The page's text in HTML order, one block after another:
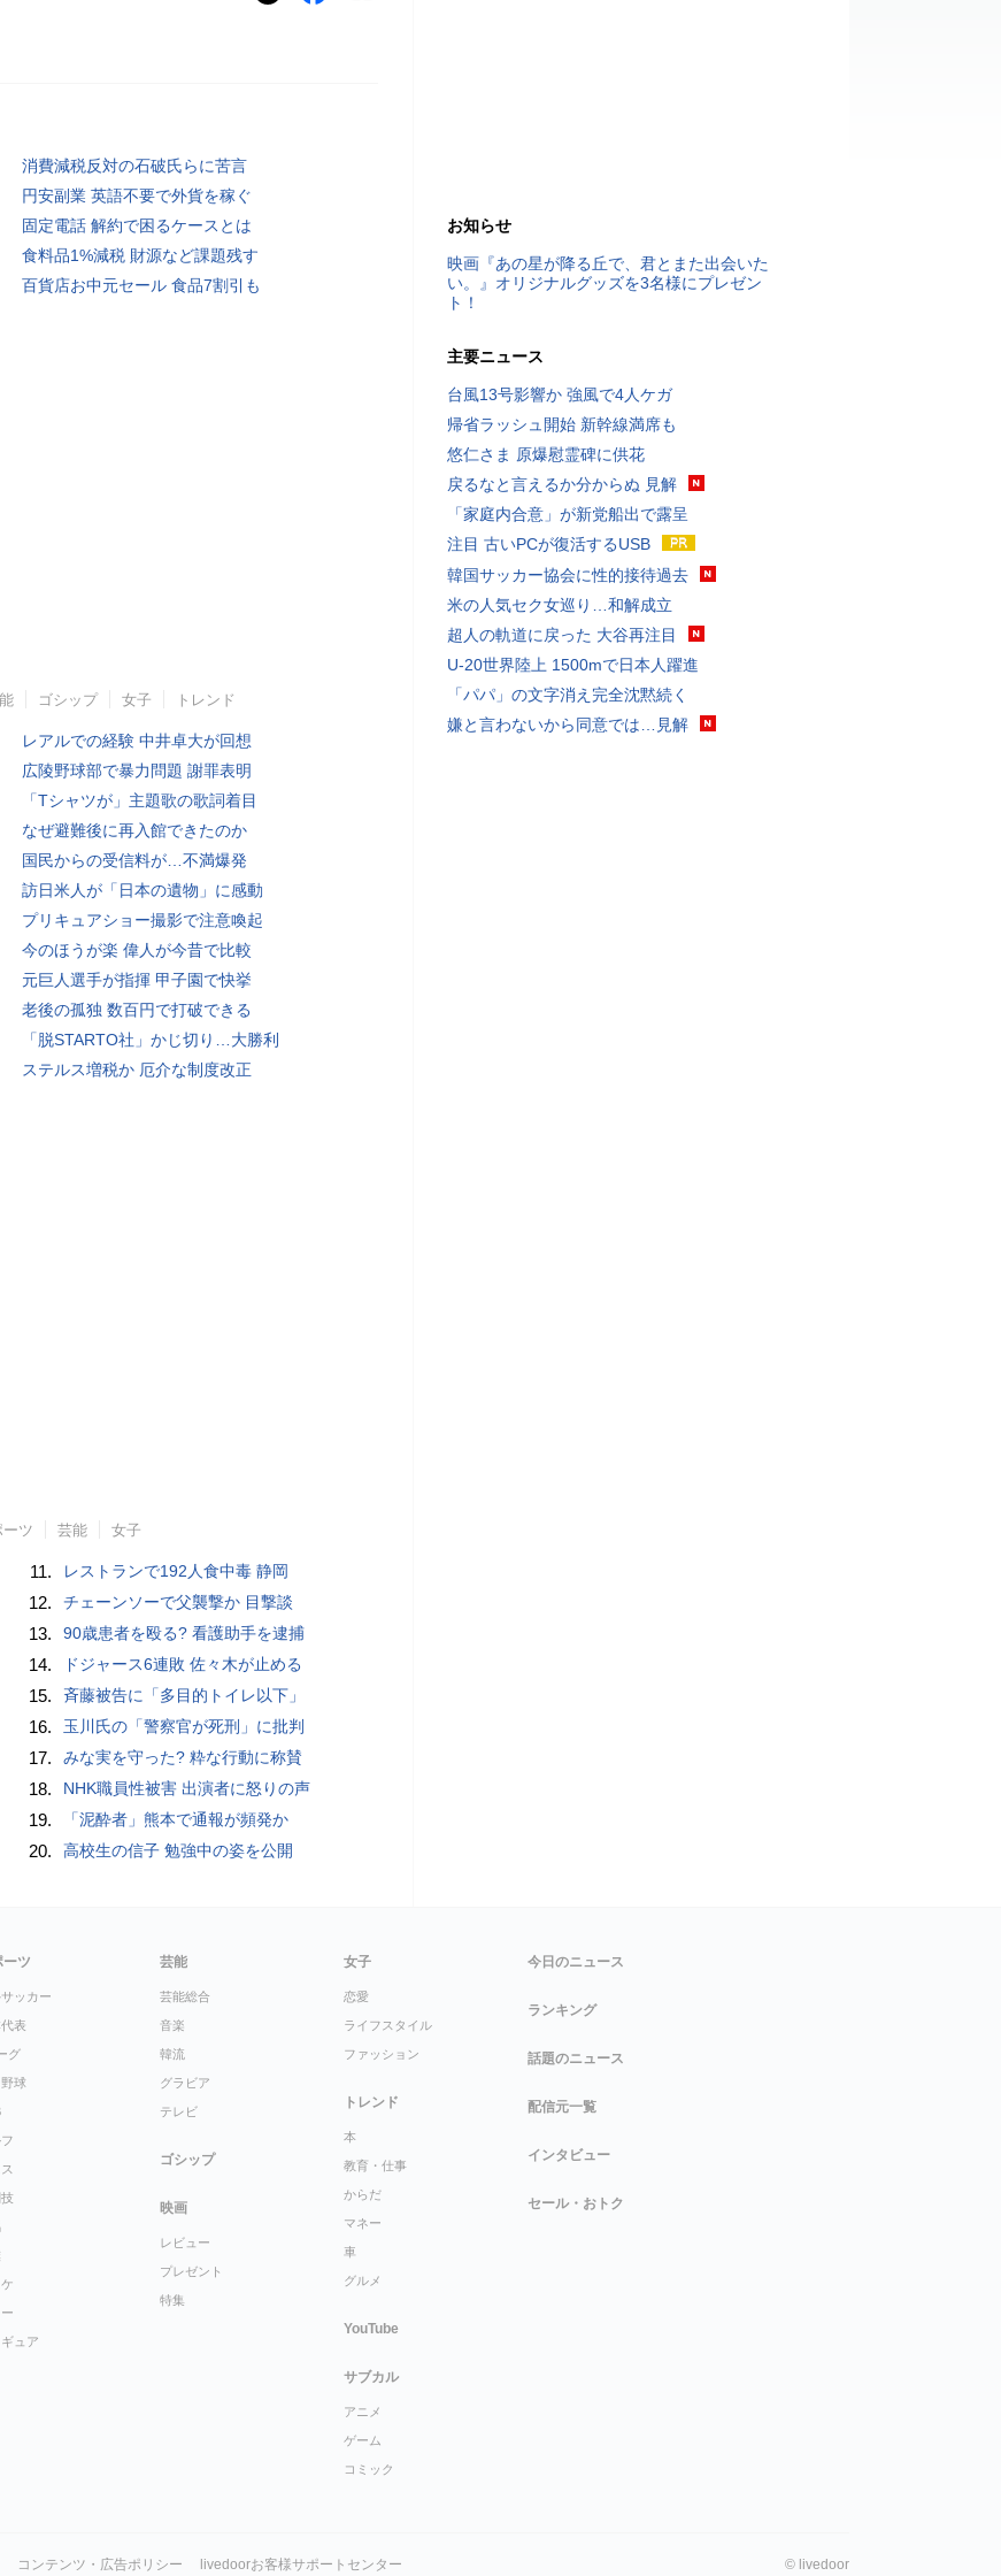
消費減税反対の石破氏らに苦言
円安副業 英語不要で外貨を稼ぐ
固定電話 解約で困るケースとは
食料品1%減税 財源など課題残す
百貨店お中元セール 食品7割引も
ゴシップ 女子 トレンド
レアルでの経験 中井卓大が回想
広陵野球部で暴力問題 謝罪表明
「Tシャツが」主題歌の歌詞着目
なぜ避難後に再入館できたのか
国民からの受信料が…不満爆発
訪日米人が「日本の遺物」に感動
プリキュアショー撮影で注意喚起
今のほうが楽 偉人が今昔で比較
元巨人選手が指揮 甲子園で快挙
老後の孤独 数百円で打破できる
「脱STARTO社」かじ切り…大勝利
ステルス増税か 厄介な制度改正
ーツ 芸能 女子
11. レストランで192人食中毒 静岡
12. チェーンソーで父襲撃か 目撃談
13. 90歳患者を殴る? 看護助手を逮捕
14. ドジャース6連敗 佐々木が止める
15. 斉藤被告に「多目的トイレ以下」
16. 玉川氏の「警察官が死刑」に批判
17. みな実を守った? 粋な行動に称賛
18. NHK職員性被害 出演者に怒りの声
19. 「泥酔者」熊本で通報が頻発か
20. 高校生の信子 勉強中の姿を公開
お知らせ
映画『あの星が降る丘で、君とまた出会いた
い。』オリジナルグッズを3名様にプレゼン
ト！
主要ニュース
台風13号影響か 強風で4人ケガ
帰省ラッシュ開始 新幹線満席も
悠仁さま 原爆慰霊碑に供花
戻るなと言えるか分からぬ 見解
「家庭内合意」が新党船出で露呈
注目 古いPCが復活するUSB
韓国サッカー協会に性的接待過去
米の人気セク女巡り…和解成立
超人の軌道に戻った 大谷再注目
U-20世界陸上 1500mで日本人躍進
「パパ」の文字消え完全沈黙続く
嫌と言わないから同意では…見解
ーツ
ッカー
表
グ
球
ュア
芸能
芸能総合
音楽
韓流
グラビア
テレビ
ゴシップ
映画
レビュー
プレゼント
特集
女子
恋愛
ライフスタイル
ファッション
トレンド
本
教育・仕事
からだ
マネー
車
グルメ
YouTube
サブカル
アニメ
ゲーム
コミック
今日のニュース
ランキング
話題のニュース
配信元一覧
インタビュー
セール・おトク
コンテンツ・広告ポリシー livedoorお客様サポートセンター © livedoor